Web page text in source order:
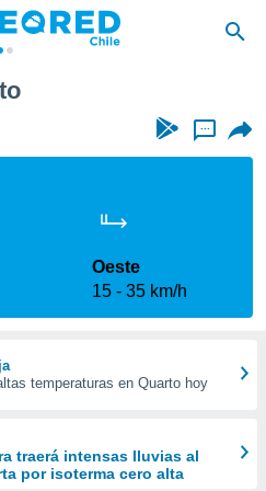
...
Oeste
15
35 km/h
temperaturas en Quarto hoy
traerá intensas lluvias al
por isoterma cero alta